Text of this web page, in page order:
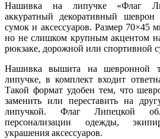
Нашивка на липучке «Флаг
аккуратный декоративный
сумок и аксессуаров. Размер 70×45
но не слишком крупным акцентом
рюкзаке, дорожной или спортивной
Нашивка вышита на шевронной
липучке, в комплект входит
Такой формат удобен тем, что
заменить или переставить на
липучкой. Флаг Липецкой
персонализации одежды,
украшения аксессуаров.